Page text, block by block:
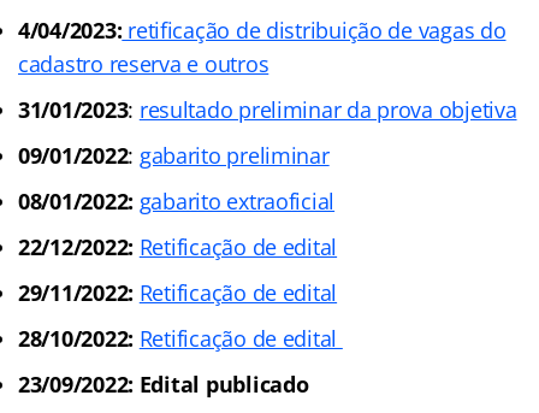
4/04/2023: retificação de distribuição de vagas do
cadastro reserva e outros
31/01/2023: resultado preliminar da prova objetiva
09/01/2022: gabarito preliminar
08/01/2022: gabarito extraoficial
22/12/2022: Retificação de edital
29/11/2022: Retificação de edital
28/10/2022: Retificação de edital
23/09/2022: Edital publicado